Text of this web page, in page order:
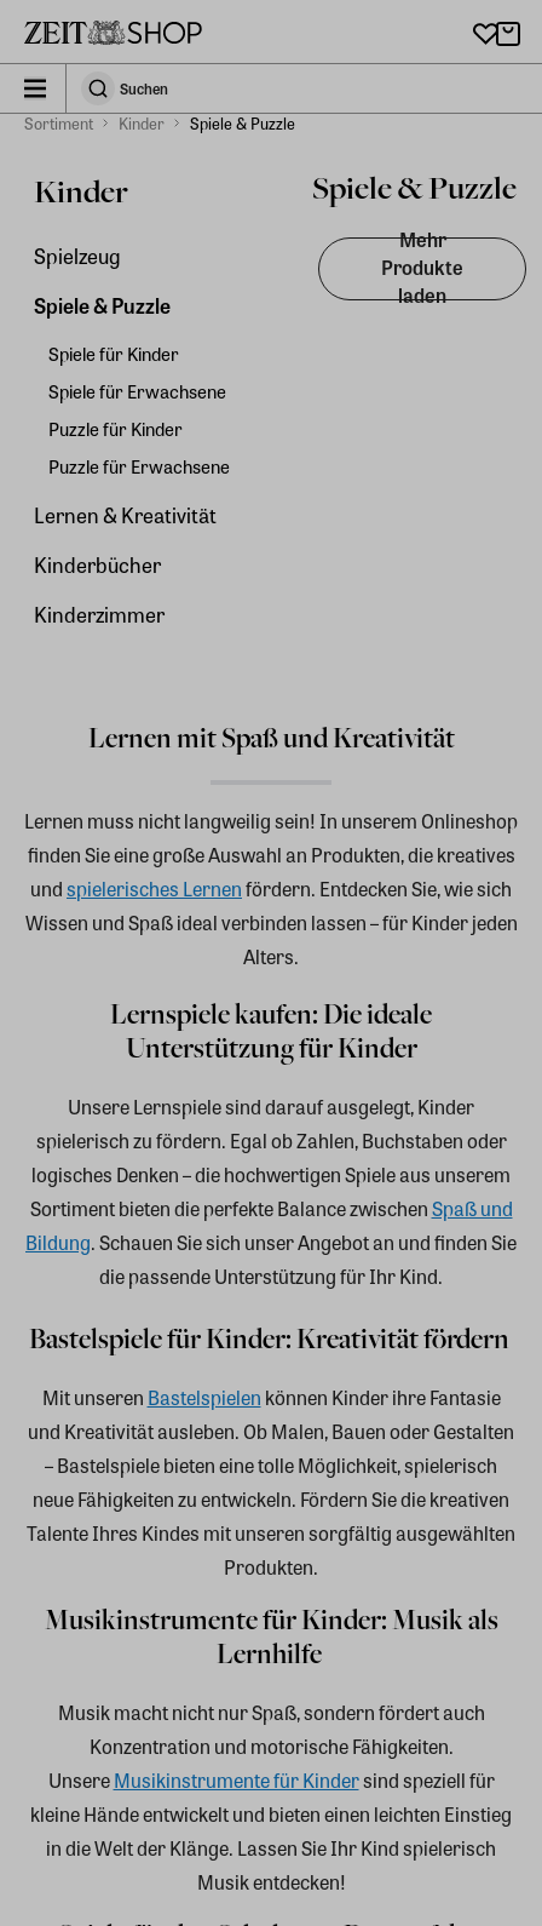
zeit_storefront.components.search.collapsed
SuchenSuchen
Sortiment Kinder Spiele & Puzzle
Kinder
Spielzeug
Spiele & Puzzle
Spiele für Kinder
Spiele für Erwachsene
Puzzle für Kinder
Puzzle für Erwachsene
Lernen & Kreativität
Kinderbücher
Kinderzimmer
Spiele & Puzzle
Mehr
Produkte
laden
Lernen mit Spaß und Kreativität
Lernen muss nicht langweilig sein! In unserem Onlineshop
finden Sie eine große Auswahl an Produkten, die kreatives
undspielerisches Lernenfördern. Entdecken Sie, wie sich
Wissen und Spaß ideal verbinden lassen – für Kinder jeden
Alters.
Lernspiele kaufen: Die ideale
Unterstützung für Kinder
Unsere Lernspiele sind darauf ausgelegt, Kinder
spielerisch zu fördern. Egal ob Zahlen, Buchstaben oder
logisches Denken – die hochwertigen Spiele aus unserem
Sortiment bieten die perfekte Balance zwischenSpaß und
Bildung. Schauen Sie sich unser Angebot an und finden Sie
die passende Unterstützung für Ihr Kind.
Bastelspiele für Kinder: Kreativität fördern
Mit unseren Bastelspielen können Kinder ihre Fantasie
und Kreativität ausleben. Ob Malen, Bauen oder Gestalten
– Bastelspiele bieten eine tolle Möglichkeit, spielerisch
neue Fähigkeiten zu entwickeln. Fördern Sie die kreativen
Talente Ihres Kindes mit unseren sorgfältig ausgewählten
Produkten.
Musikinstrumente für Kinder: Musik als
Lernhilfe
Musik macht nicht nur Spaß, sondern fördert auch
Konzentration und motorische Fähigkeiten.
UnsereMusikinstrumente für Kindersind speziell für
kleine Hände entwickelt und bieten einen leichten Einstieg
in die Welt der Klänge. Lassen Sie Ihr Kind spielerisch
Musik entdecken!